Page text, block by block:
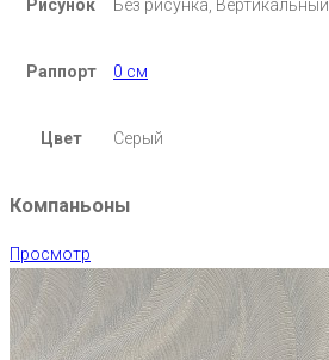
Рисунок Без рисунка, Вертикальный
Раппорт 0 см
Цвет Серый
Компаньоны
Просмотр